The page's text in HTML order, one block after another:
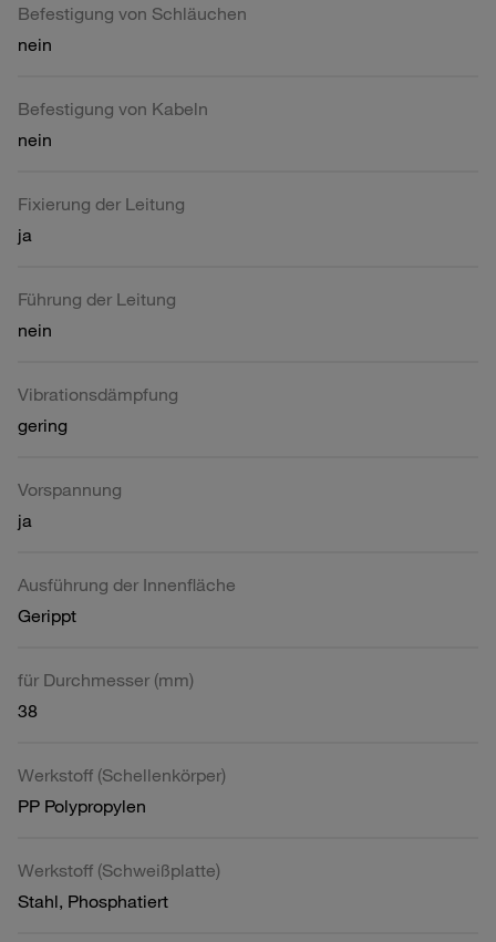
Befestigung von Schläuchen
nein
Befestigung von Kabeln
nein
Fixierung der Leitung
ja
Führung der Leitung
nein
Vibrationsdämpfung
gering
Vorspannung
ja
Ausführung der Innenfläche
Gerippt
für Durchmesser (mm)
38
Werkstoff (Schellenkörper)
PP Polypropylen
Werkstoff (Schweißplatte)
Stahl, Phosphatiert